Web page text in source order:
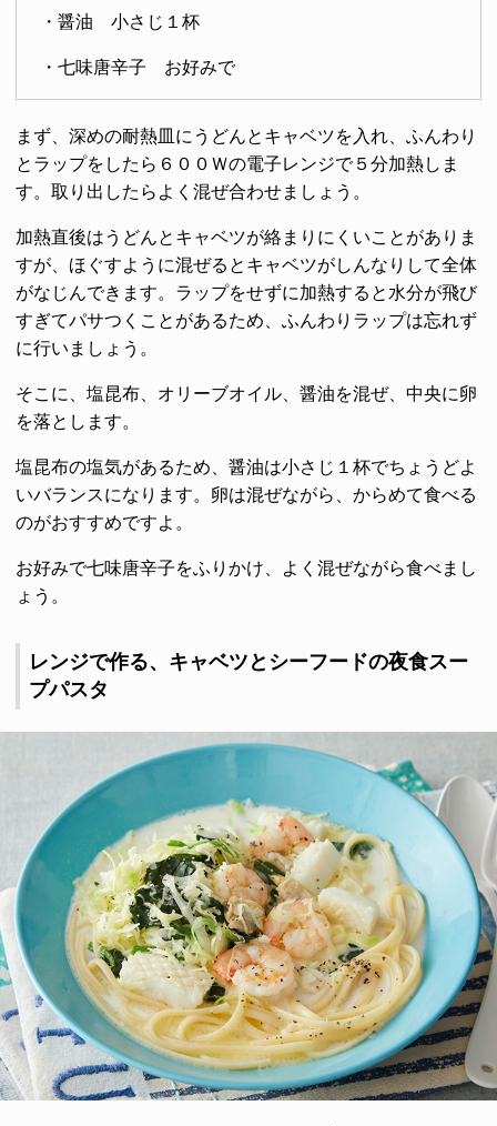
・醤油 小さじ１杯
・七味唐辛子 お好みで
まず、深めの耐熱皿にうどんとキャベツを入れ、ふんわり
とラップをしたら６００Ｗの電子レンジで５分加熱しま
す。取り出したらよく混ぜ合わせましょう。
加熱直後はうどんとキャベツが絡まりにくいことがありま
すが、ほぐすように混ぜるとキャベツがしんなりして全体
がなじんできます。ラップをせずに加熱すると水分が飛び
すぎてパサつくことがあるため、ふんわりラップは忘れず
に行いましょう。
そこに、塩昆布、オリーブオイル、醤油を混ぜ、中央に卵
を落とします。
塩昆布の塩気があるため、醤油は小さじ１杯でちょうどよ
いバランスになります。卵は混ぜながら、からめて食べる
のがおすすめですよ。
お好みで七味唐辛子をふりかけ、よく混ぜながら食べまし
ょう。
レンジで作る、キャベツとシーフードの夜食スー
プパスタ